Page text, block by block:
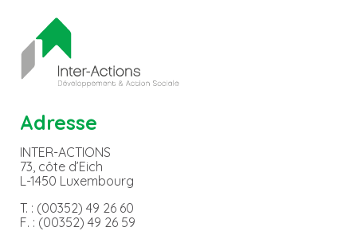
Adresse
INTER-ACTIONS
73, côte d’Eich
L-1450 Luxembourg
T. : (00352) 49 26 60
F. : (00352) 49 26 59